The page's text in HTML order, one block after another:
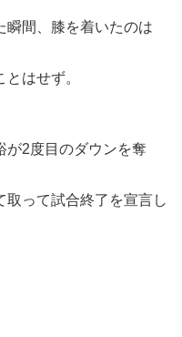
瞬間、膝を着いたのは
はせず。
が2度目のダウンを奪
取って試合終了を宣言し